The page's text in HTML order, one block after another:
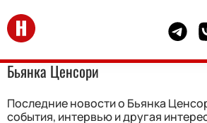
Перейти на главную
Бьянка Ценсори
Последние новости о Бьянка
события, интервью и другая